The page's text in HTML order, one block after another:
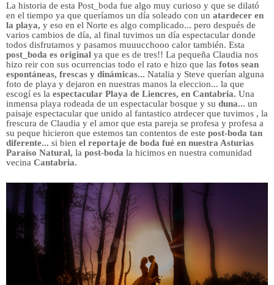
La historia de esta Post_boda fue algo muy curioso y que se dilató
en el tiempo ya que queríamos un día soleado con un atardecer en
la playa, y eso en el Norte es algo complicado... pero después de
varios cambios de día, al final tuvimos un día espectacular donde
todos disfrutamos y pasamos muuucchooo calor también. Esta
post_boda es original ya que es de tres!! La pequeña Claudia nos
hizo reir con sus ocurrencias todo el rato e hizo que las fotos sean
espontáneas, frescas y dinámicas... Natalia y Steve querían alguna
foto de playa y dejaron en nuestras manos la eleccion... la que
escogí es la espectacular Playa de Liencres, en Cantabria. Una
inmensa playa rodeada de un espectacular bosque y su duna... un
paisaje espectacular que unido al fantastico atrdecer que tuvimos , la
frescura de Claudia y el amor que esta pareja se profesa y profesa a
su peque hicieron que estemos tan contentos de este post-boda tan
diferente... si bien el reportaje de boda fué en nuestra Asturias
Paraíso Natural, la post-boda la hicimos en nuestra comunidad
vecina Cantabria.